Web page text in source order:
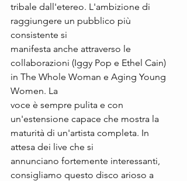
tribale dall'etereo. L'ambizione di
raggiungere un pubblico più
consistente si
manifesta anche attraverso le
collaborazioni (Iggy Pop e Ethel Cain)
in The Whole Woman e Aging Young
Women. La
voce è sempre pulita e con
un'estensione capace che mostra la
maturità di un'artista completa. In
attesa dei live che si
annunciano fortemente interessanti,
consigliamo questo disco arioso a